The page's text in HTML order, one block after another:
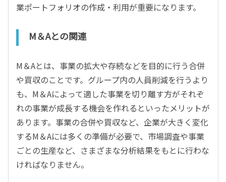
業ポートフォリオの作成・利用が重要になります。
M＆Aとの関連
M＆Aとは、事業の拡大や存続などを目的に行う合併
や買収のことです。グループ内の人員削減を行うより
も、M＆Aによって適した事業を切り離す方がそれぞ
れの事業が成長する機会を作れるといったメリットが
あります。事業の合併や買収など、企業が大きく変化
するM＆Aには多くの準備が必要で、市場調査や事業
ごとの生産など、さまざまな分析結果をもとに行わな
ければなりません。